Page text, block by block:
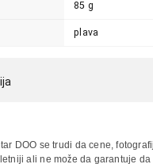
85 g
plava
robe:
MIS
PC CENTAR DOO
DOO se trudi da cene,
ali ne može da garantuje